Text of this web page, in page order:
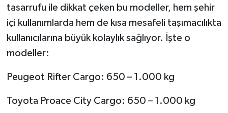
tasarrufu ile dikkat çeken bu modeller, hem şehir
içi kullanımlarda hem de kısa mesafeli taşımacılıkta
kullanıcılarına büyük kolaylık sağlıyor. İşte o
modeller:
Peugeot Rifter Cargo: 650 – 1.000 kg
Toyota Proace City Cargo: 650 – 1.000 kg